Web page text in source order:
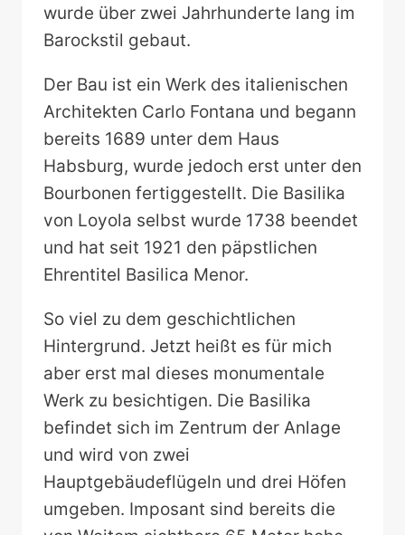
wurde über zwei Jahrhunderte lang im
Barockstil gebaut.
Der Bau ist ein Werk des italienischen
Architekten Carlo Fontana und begann
bereits 1689 unter dem Haus
Habsburg, wurde jedoch erst unter den
Bourbonen fertiggestellt. Die Basilika
von Loyola selbst wurde 1738 beendet
und hat seit 1921 den päpstlichen
Ehrentitel Basilica Menor.
So viel zu dem geschichtlichen
Hintergrund. Jetzt heißt es für mich
aber erst mal dieses monumentale
Werk zu besichtigen. Die Basilika
befindet sich im Zentrum der Anlage
und wird von zwei
Hauptgebäudeflügeln und drei Höfen
umgeben. Imposant sind bereits die